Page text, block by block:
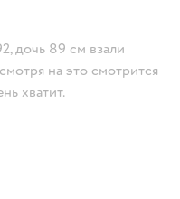
дочь 89 см взали
на это смотрится
хватит.